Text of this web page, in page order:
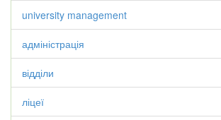
university management
адміністрація
відділи
ліцеї